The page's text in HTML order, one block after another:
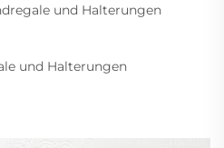
und Halterungen
und Halterungen